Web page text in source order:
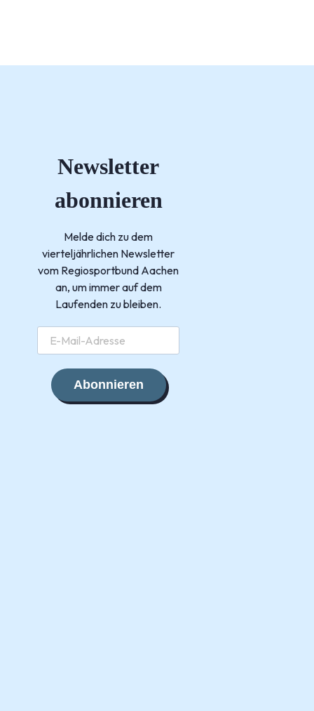
Newsletter
abonnieren
Melde dich zu dem
vierteljährlichen Newsletter
vom Regiosportbund Aachen
an, um immer auf dem
Laufenden zu bleiben.
Abonnieren